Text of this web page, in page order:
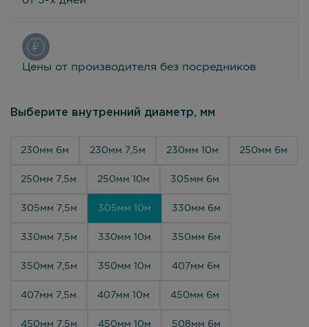
Цены от производителя без посредников
Выберите внутренний диаметр, мм
230мм 6м 230мм 7,5м 230мм 10м 250мм 6м
250мм 7,5м 250мм 10м 305мм 6м
305мм 7,5м 305мм 10м 330мм 6м
330мм 7,5м 330мм 10м 350мм 6м
350мм 7,5м 350мм 10м 407мм 6м
407мм 7,5м 407мм 10м 450мм 6м
450мм 7,5м 450мм 10м 508мм 6м